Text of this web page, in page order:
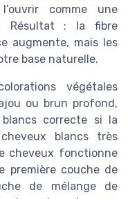
comme une
Résultat : la fibre
augmente, mais les
base naturelle.
végétales
ou brun profond,
correcte si la
blancs très
cheveux fonctionne
première couche de
de mélange de